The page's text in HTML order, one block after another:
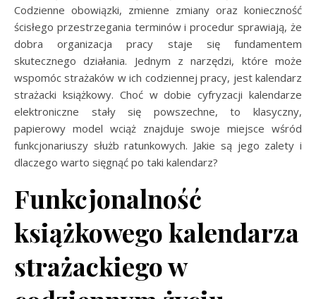
Codzienne obowiązki, zmienne zmiany oraz konieczność
ścisłego przestrzegania terminów i procedur sprawiają, że
dobra organizacja pracy staje się fundamentem
skutecznego działania. Jednym z narzędzi, które może
wspomóc strażaków w ich codziennej pracy, jest kalendarz
strażacki książkowy. Choć w dobie cyfryzacji kalendarze
elektroniczne stały się powszechne, to klasyczny,
papierowy model wciąż znajduje swoje miejsce wśród
funkcjonariuszy służb ratunkowych. Jakie są jego zalety i
dlaczego warto sięgnąć po taki kalendarz?
Funkcjonalność
książkowego kalendarza
strażackiego w